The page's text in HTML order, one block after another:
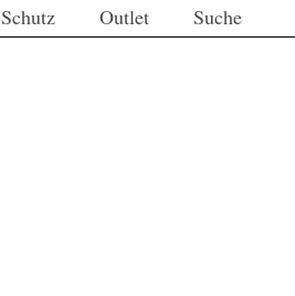
Schutz Outlet Suche